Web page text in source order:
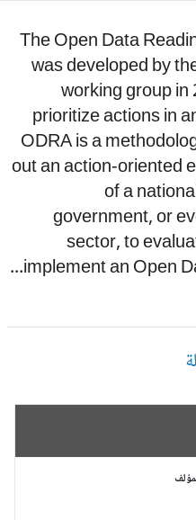
The Open Data
was developed by
working group
prioritize actions
ODRA is a
out an action-
of a
government, or
sector, to
implement an Open